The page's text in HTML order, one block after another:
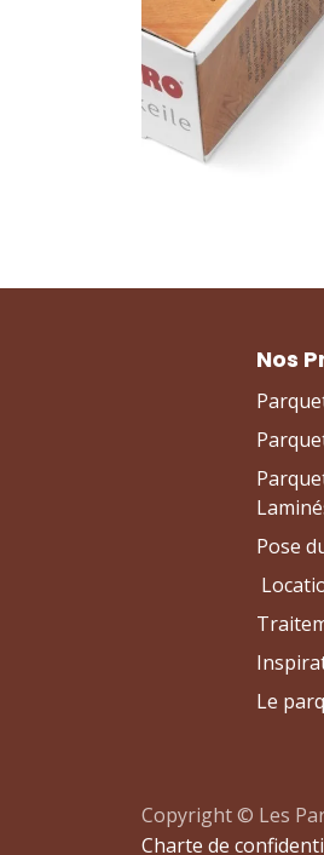
Nos
Pose
Le
Copyright © Les
Charte de